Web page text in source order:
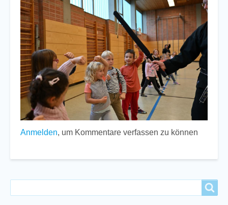
Anmelden, um Kommentare verfassen zu können